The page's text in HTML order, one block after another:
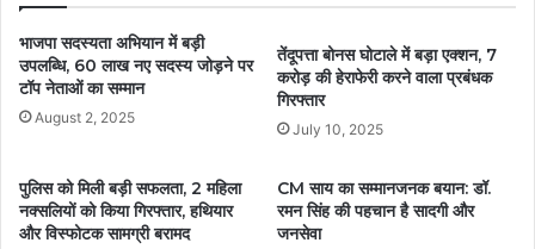
भाजपा सदस्यता अभियान में बड़ी
उपलब्धि, 60 लाख नए सदस्य जोड़ने पर
टॉप नेताओं का सम्मान
August 2, 2025
तेंदूपत्ता बोनस घोटाले में बड़ा एक्शन, 7
करोड़ की हेराफेरी करने वाला प्रबंधक
गिरफ्तार
July 10, 2025
पुलिस को मिली बड़ी सफलता, 2 महिला
नक्सलियों को किया गिरफ्तार, हथियार
और विस्फोटक सामग्री बरामद
CM साय का सम्मानजनक बयान: डॉ.
रमन सिंह की पहचान है सादगी और
जनसेवा